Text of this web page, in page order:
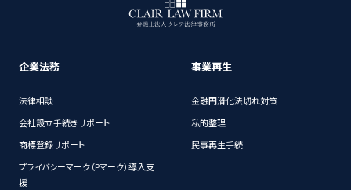
企業法務
法律相談
会社設立手続きサポート
商標登録サポート
プライバシーマーク（Pマーク）導入支
援
事業再生
金融円滑化法切れ対策
私的整理
民事再生手続